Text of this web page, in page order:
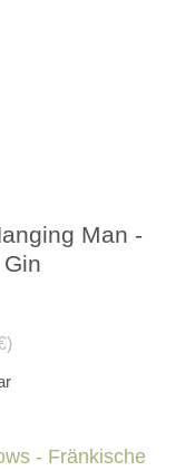
Man -
)